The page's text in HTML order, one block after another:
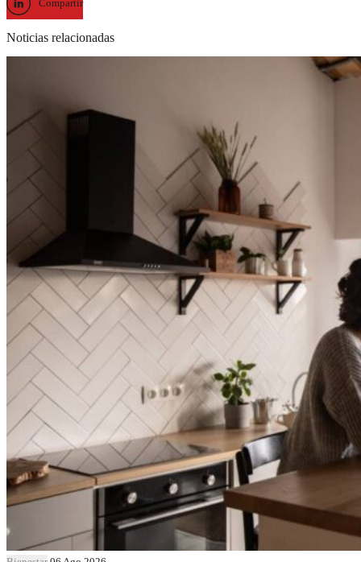
Compartir
Noticias relacionadas